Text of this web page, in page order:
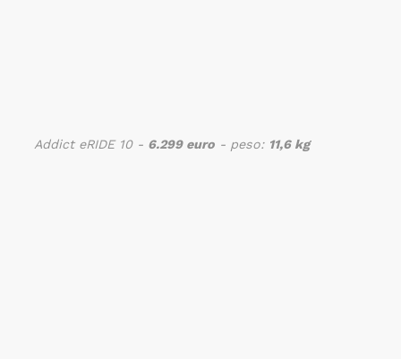
Addict eRIDE 10 - 6.299 euro- peso: 11,6 kg